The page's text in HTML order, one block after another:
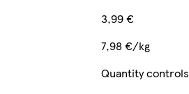
3,99 €
7,98 €/kg
Quantity controls